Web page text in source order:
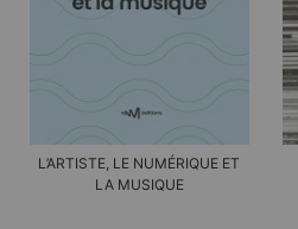
L’ARTISTE, LE NUMÉRIQUE ET
LA MUSIQUE